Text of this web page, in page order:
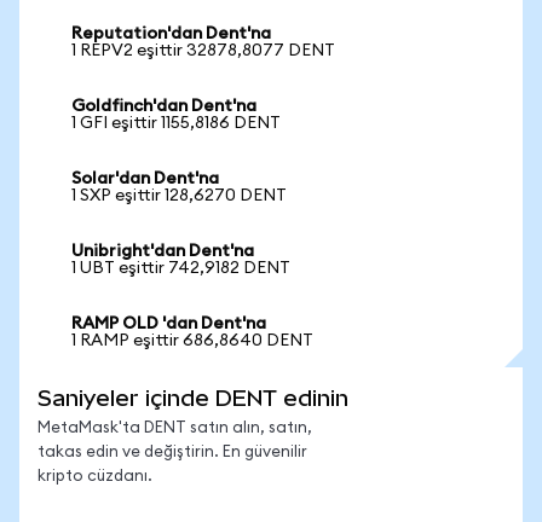
Reputation'dan Dent'na
1 REPV2 eşittir 32878,8077 DENT
Goldfinch'dan Dent'na
1 GFI eşittir 1155,8186 DENT
Solar'dan Dent'na
1 SXP eşittir 128,6270 DENT
Unibright'dan Dent'na
1 UBT eşittir 742,9182 DENT
RAMP OLD 'dan Dent'na
1 RAMP eşittir 686,8640 DENT
Saniyeler içinde DENT edinin
MetaMask'ta DENT satın alın, satın,
takas edin ve değiştirin. En güvenilir
kripto cüzdanı.